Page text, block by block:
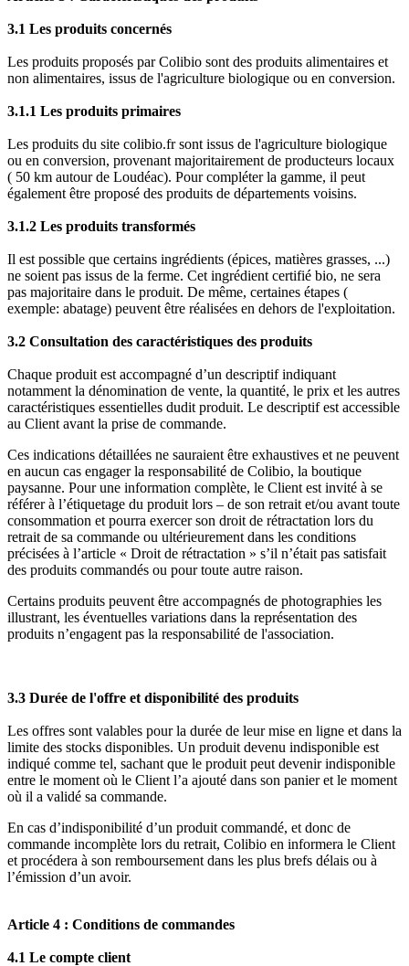
3.1 Les produits concernés
Les produits proposés par Colibio sont des produits alimentaires et
non alimentaires, issus de l'agriculture biologique ou en conversion.
3.1.1 Les produits primaires
Les produits du site colibio.fr sont issus de l'agriculture biologique
ou en conversion, provenant majoritairement de producteurs locaux
( 50 km autour de Loudéac). Pour compléter la gamme, il peut
également être proposé des produits de départements voisins.
3.1.2 Les produits transformés
Il est possible que certains ingrédients (épices, matières grasses, ...)
ne soient pas issus de la ferme. Cet ingrédient certifié bio, ne sera
pas majoritaire dans le produit. De même, certaines étapes (
exemple: abatage) peuvent être réalisées en dehors de l'exploitation.
3.2 Consultation des caractéristiques des produits
Chaque produit est accompagné d’un descriptif indiquant
notamment la dénomination de vente, la quantité, le prix et les autres
caractéristiques essentielles dudit produit. Le descriptif est accessible
au Client avant la prise de commande.
Ces indications détaillées ne sauraient être exhaustives et ne peuvent
en aucun cas engager la responsabilité de Colibio, la boutique
paysanne. Pour une information complète, le Client est invité à se
référer à l’étiquetage du produit lors – de son retrait et/ou avant toute
consommation et pourra exercer son droit de rétractation lors du
retrait de sa commande ou ultérieurement dans les conditions
précisées à l’article « Droit de rétractation » s’il n’était pas satisfait
des produits commandés ou pour toute autre raison.
Certains produits peuvent être accompagnés de photographies les
illustrant, les éventuelles variations dans la représentation des
produits n’engagent pas la responsabilité de l'association.
3.3 Durée de l'offre et disponibilité des produits
Les offres sont valables pour la durée de leur mise en ligne et dans la
limite des stocks disponibles. Un produit devenu indisponible est
indiqué comme tel, sachant que le produit peut devenir indisponible
entre le moment où le Client l’a ajouté dans son panier et le moment
où il a validé sa commande.
En cas d’indisponibilité d’un produit commandé, et donc de
commande incomplète lors du retrait, Colibio en informera le Client
et procédera à son remboursement dans les plus brefs délais ou à
l’émission d’un avoir.
Article 4 : Conditions de commandes
4.1 Le compte client